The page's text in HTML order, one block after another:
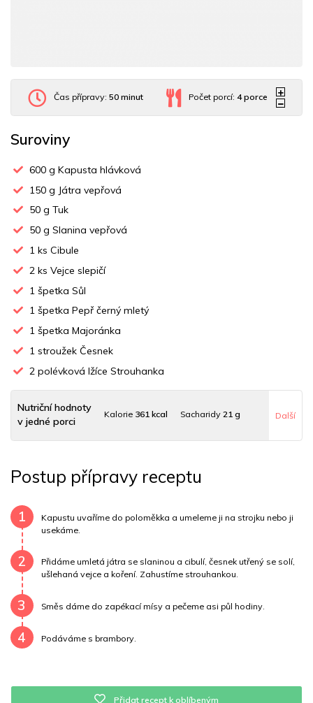
Čas přípravy:50 minut Počet porcí:4 porce
Suroviny
600 g Kapusta hlávková
150 g Játra vepřová
50 g Tuk
50 g Slanina vepřová
1 ks Cibule
2 ks Vejce slepičí
1 špetka Sůl
1 špetka Pepř černý mletý
1 špetka Majoránka
1 stroužek Česnek
2 polévková lžíce Strouhanka
Nutriční hodnoty
v jedné porci
Kalorie 361 kcal Sacharidy 21 g
Uhlovodany 21 g Cholesterol255.9 mg
Draslík 885.2 mg Vláknina 7185.6 mg
Vitamín B120 mg Vitamín C 191.7 mg
Vitamín E0.4 mg Vápník0 mg Železo12.1 mg
Další
Postup přípravy receptu
1
Kapustu uvaříme do poloměkka a umeleme ji na strojku nebo ji
usekáme.
2
Přidáme umletá játra se slaninou a cibulí, česnek utřený se solí,
ušlehaná vejce a koření. Zahustíme strouhankou.
3 Směs dáme do zapékací mísy a pečeme asi půl hodiny.
4 Podáváme s brambory.
Přidat recept k oblíbeným